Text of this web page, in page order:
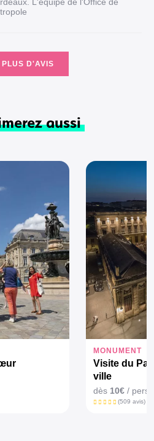
PLUS D'AVIS
aussi
MONUMENT
Visite du
ville
dès 10€ / pers.
(509 avis)